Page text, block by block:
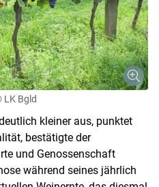
content
LK Bgld
kleiner aus, punktet
bestätigte der
und Genossenschaft
während seines jährlich